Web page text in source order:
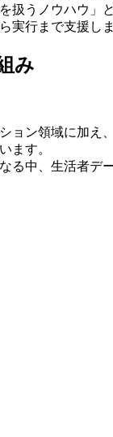
うノウハウ」
実行まで支援しま
み
ン領域に加
ます。
中、生活者